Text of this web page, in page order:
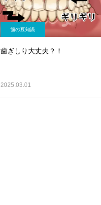
歯の豆知識
歯ぎしり大丈夫？！
2025.03.01